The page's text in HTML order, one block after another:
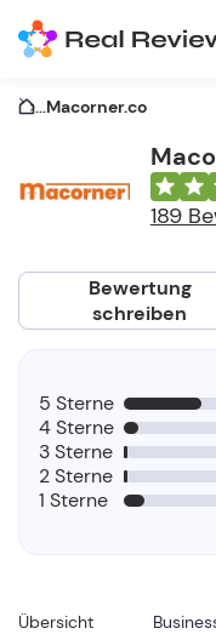
...Macorner.co
189
Bewertung
schreiben
Übersicht
5 Sterne
4 Sterne
3 Sterne
2 Sterne
1 Sterne